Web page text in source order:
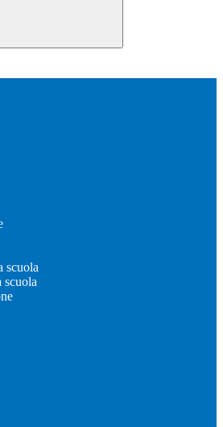
scuola
scuola